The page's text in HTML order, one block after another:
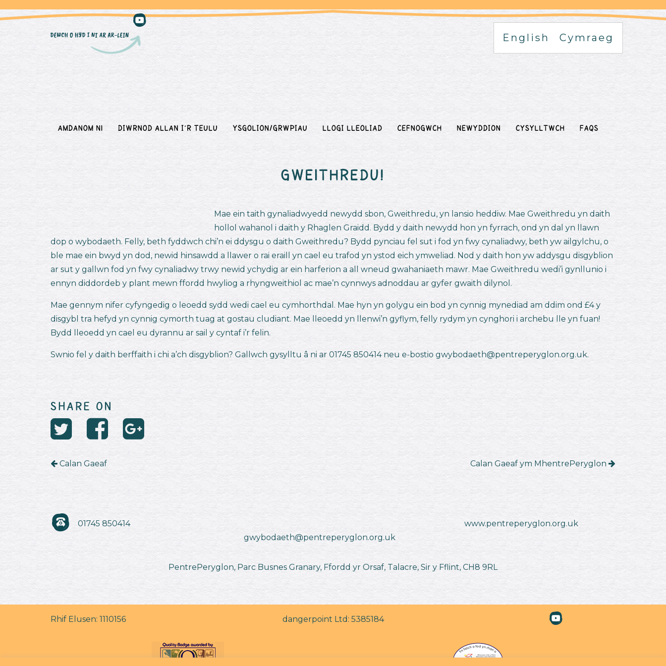
English Cymraeg
Amdanom Ni DIWRNOD ALLAN I’R TEULU YSGOLION/GRWPIAU LLOGI LLEOLIAD Cefnogwch NEWYDDION CYSYLLTWCH FAQs
Gweithredu!
Mae ein taith gynaliadwyedd newydd sbon, Gweithredu, yn lansio heddiw. Mae Gweithredu yn daith
hollol wahanol i daith y Rhaglen Graidd. Bydd y daith newydd hon yn fyrrach, ond yn dal yn llawn
dop o wybodaeth. Felly, beth fyddwch chi’n ei ddysgu o daith Gweithredu? Bydd pynciau fel sut i fod yn fwy cynaliadwy, beth yw ailgylchu, o
ble mae ein bwyd yn dod, newid hinsawdd a llawer o rai eraill yn cael eu trafod yn ystod eich ymweliad. Nod y daith hon yw addysgu disgyblion
ar sut y gallwn fod yn fwy cynaliadwy trwy newid ychydig ar ein harferion a all wneud gwahaniaeth mawr. Mae Gweithredu wedi’i gynllunio i
ennyn diddordeb y plant mewn ffordd hwyliog a rhyngweithiol ac mae’n cynnwys adnoddau ar gyfer gwaith dilynol.
Mae gennym nifer cyfyngedig o leoedd sydd wedi cael eu cymhorthdal. Mae hyn yn golygu ein bod yn cynnig mynediad am ddim ond £4 y
disgybl tra hefyd yn cynnig cymorth tuag at gostau cludiant. Mae lleoedd yn llenwi’n gyflym, felly rydym yn cynghori i archebu lle yn fuan!
Bydd lleoedd yn cael eu dyrannu ar sail y cyntaf i’r felin.
Swnio fel y daith berffaith i chi a’ch disgyblion? Gallwch gysylltu â ni ar 01745 850414 neu e-bostio gwybodaeth@pentreperyglon.org.uk.
SHARE ON
Calan Gaeaf Calan Gaeaf ym MhentrePeryglon
01745 850414
gwybodaeth@pentreperyglon.org.uk
www.pentreperyglon.org.uk
PentrePeryglon, Parc Busnes Granary, Ffordd yr Orsaf, Talacre, Sir y Fflint, CH8 9RL
Rhif Elusen: 1110156 dangerpoint Ltd: 5385184